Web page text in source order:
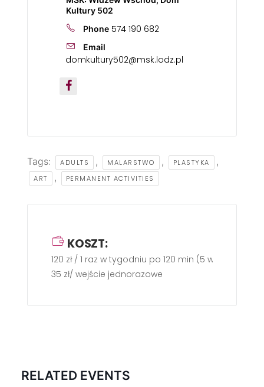
Kultury 502
Phone 574 190 682
Email
domkultury502@msk.lodz.pl
Tags: ADULTS , MALARSTWO , PLASTYKA ,
ART , PERMANENT ACTIVITIES
KOSZT:
120 zł / 1 raz w tygodniu po 120 min (5 wejść)
35 zł/ wejście jednorazowe
RELATED EVENTS